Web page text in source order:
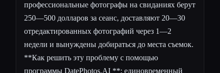
профессиональные фотографы на свиданиях берут
250—500 долларов за сеанс, доставляют 20—30
отредактированных фотографий через 1—2
недели и вынуждены добираться до места съемок.
**Как решить эту проблему с помощью
программы DatePhotos.AI **: единовременный